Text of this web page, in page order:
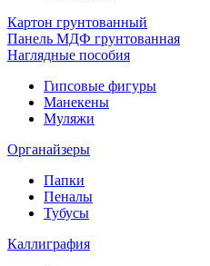
Картон грунтованный
Панель МДФ грунтованная
Наглядные пособия
Гипсовые фигуры
Манекены
Муляжи
Органайзеры
Папки
Пеналы
Тубусы
Каллиграфия